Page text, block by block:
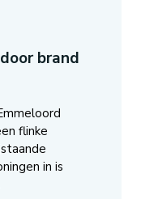
brand
flinke
in is